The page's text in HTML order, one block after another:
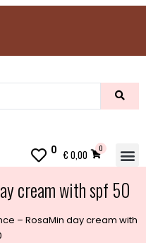
0 € 0,00 0
cream with spf 50
– RosaMin day cream with